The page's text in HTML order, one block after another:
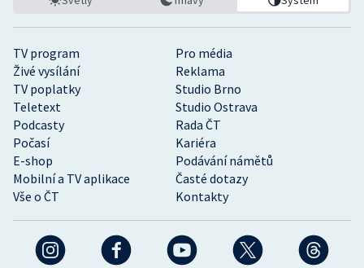
TV program
Pro média
Živé vysílání
Reklama
TV poplatky
Studio Brno
Teletext
Studio Ostrava
Podcasty
Rada ČT
Počasí
Kariéra
E-shop
Podávání námětů
Mobilní a TV aplikace
Časté dotazy
Vše o ČT
Kontakty